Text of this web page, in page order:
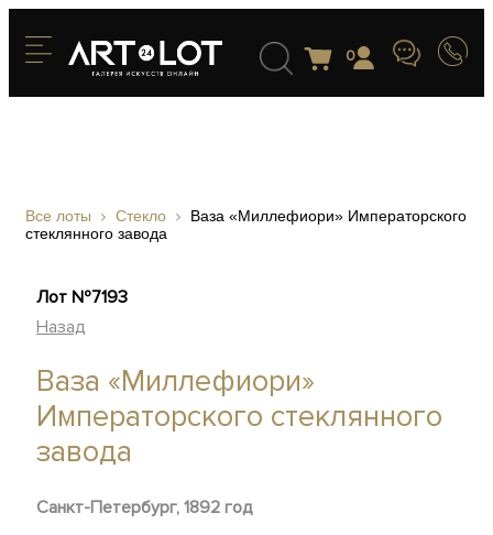
0
Все лоты Стекло
Ваза «Миллефиори» Императорского
стеклянного завода
Лот №7193
Назад
Ваза «Миллефиори»
Императорского стеклянного
завода
Санкт-Петербург, 1892 год